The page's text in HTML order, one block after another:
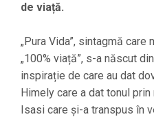
de viață.
„Pura Vida”, sintagmă
„100% viață”, s-a născut
inspirație de care au dat
Himely care a dat tonul
Isasi care și-a transpus în